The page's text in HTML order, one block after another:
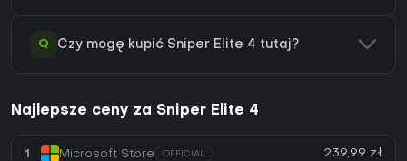
Q Czy mogę kupić Sniper Elite 4 tutaj?
Najlepsze ceny za Sniper Elite 4
1 Microsoft Store OFFICIAL 239,99 zł